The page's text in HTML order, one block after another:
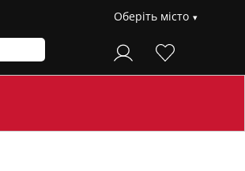
Оберіть місто